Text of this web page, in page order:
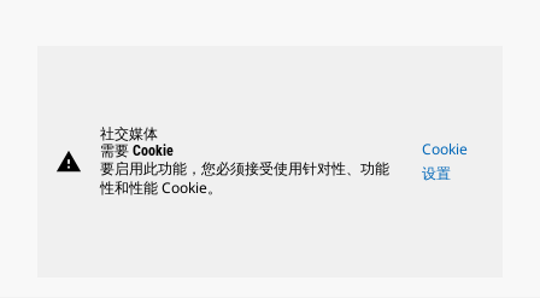
warning
社交媒体
需要 Cookie
要启用此功能，您必须接受使用针对性、功能
性和性能 Cookie。
Cookie
设置